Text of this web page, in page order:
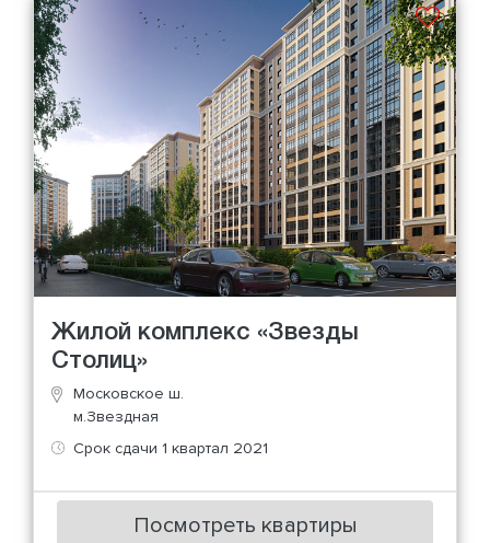
Жилой комплекс «Звезды
Столиц»
Московское ш.
м.Звездная
Срок сдачи 1 квартал 2021
Посмотреть квартиры